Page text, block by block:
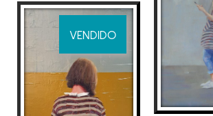
Exposició benèfica Hospital Sant
(Barcelona)
Galeria TUSET. Barcelona
VENDIDO